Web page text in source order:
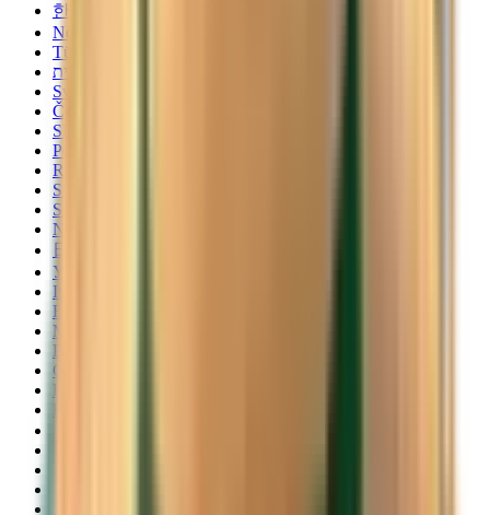
한국어
Norsk
Türkçe
עברית
Svenska
Čeština
Slovenčina
Polski
Română
Srpski
Suomi
Nederlands
日本語
Українська
Italiano
Български
Magyar
Dansk
Català